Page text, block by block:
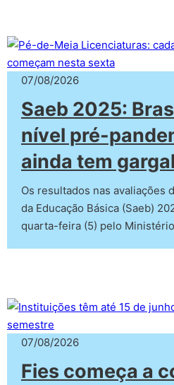
07/08/2026
Saeb 2025:
nível pré-
ainda tem
Os resultados nas avaliações
da Educação Básica (Saeb)
quarta-feira (5) pelo
07/08/2026
Fies começa a